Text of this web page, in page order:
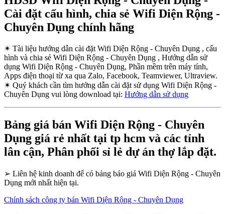
Cài đặt cấu hình, chia sẻ Wifi Diện Rộng -
Chuyên Dụng chính hãng
✴ Tài liệu hướng dẫn cài đặt Wifi Diện Rộng - Chuyên Dụng , cấu
hình và chia sẻ Wifi Diện Rộng - Chuyên Dụng , Hướng dẫn sử
dụng Wifi Diện Rộng - Chuyên Dụng, Phần mềm trên máy tính,
Apps điện thoại từ xa qua Zalo, Facebook, Teamviewer, Ultraview.
✴ Quý khách cần tìm hướng dẫn cài đặt sử dụng Wifi Diện Rộng -
Chuyên Dụng vui lòng download tại: Hướng dẫn sử dụng
Bảng giá bán Wifi Diện Rộng - Chuyên
Dụng giá rẻ nhất tại tp hcm và các tỉnh
lân cận, Phân phối sỉ lẻ dự án thợ lắp đặt.
➢ Liên hệ kinh doanh để có bảng báo giá Wifi Diện Rộng - Chuyên
Dụng mới nhất hiện tại.
Chính sách công ty bán Wifi Diện Rộng - Chuyên Dụng